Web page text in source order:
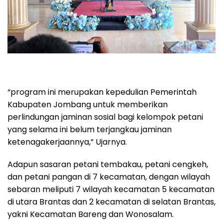
“program ini merupakan kepedulian Pemerintah
Kabupaten Jombang untuk memberikan
perlindungan jaminan sosial bagi kelompok petani
yang selama ini belum terjangkau jaminan
ketenagakerjaannya,” Ujarnya.
Adapun sasaran petani tembakau, petani cengkeh,
dan petani pangan di 7 kecamatan, dengan wilayah
sebaran meliputi 7 wilayah kecamatan 5 kecamatan
di utara Brantas dan 2 kecamatan di selatan Brantas,
yakni Kecamatan Bareng dan Wonosalam.